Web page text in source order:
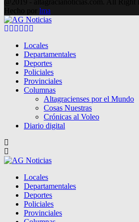
@2019 - altagracianoticias.com. All Right
Hecho por lma
Facebook
Twitter
Instagram
Pinterest
Google
Locales
Departamentales
Deportes
Policiales
Provinciales
Columnas
Altagracienses por el Mundo
Cosas Nuestras
Crónicas al Voleo
Diario digital
Locales
Departamentales
Deportes
Policiales
Provinciales